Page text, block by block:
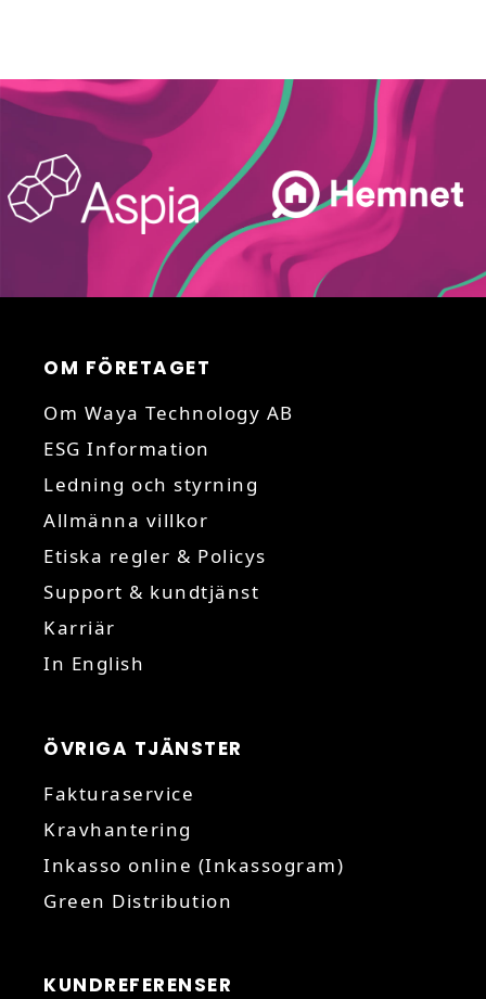
OM FÖRETAGET
Om Waya Technology AB
ESG Information
Ledning och styrning
Allmänna villkor
Etiska regler & Policys
Support & kundtjänst
Karriär
In English
ÖVRIGA TJÄNSTER
Fakturaservice
Kravhantering
Inkasso online (Inkassogram)
Green Distribution
KUNDREFERENSER